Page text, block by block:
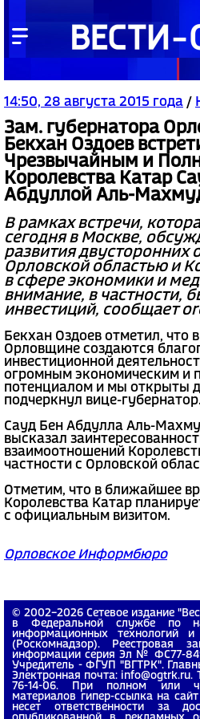
14:50, 28 августа 2015 года /
Зам. губернатора
Бекхан Оздоев
Чрезвычайным и
Королевства Катар
Абдуллой Аль-
В рамках встречи,
сегодня в Москве,
развития
Орловской областью и
в сфере экономики и
внимание, в частности,
инвестиций, сообщает
Бекхан Оздоев отметил, что
Орловщине создаются
инвестиционной
огромным экономическим и
потенциалом и мы открыты
подчеркнул вице-губернатор.
Сауд Бен Абдулла Аль-
высказал
взаимоотношений
частности с Орловской
Отметим, что в ближайшее
Королевства Катар
с официальным визитом.
Орловское Информбюро
© 2002−2026 Сетевое издание
в Федеральной службе по
информационных технологий
(Роскомнадзор). Реестровая
информации серия Эл № ФС77-
Учредитель - ФГУП "ВГТРК".
Электронная почта: info@ogtrk.ru.
76-14-06. При полном или
материалов гипер-ссылка на
несет ответственности за